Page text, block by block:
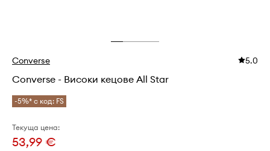
Converse 5.0
Converse - Високи кецове All Star
-5%* с код: FS
Текуща цена:
53,99 €